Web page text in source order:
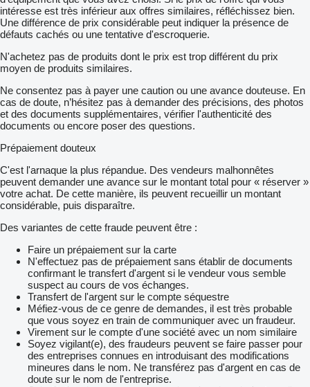
intéresse est très inférieur aux offres similaires, réfléchissez bien.
Une différence de prix considérable peut indiquer la présence de
défauts cachés ou une tentative d'escroquerie.
N'achetez pas de produits dont le prix est trop différent du prix
moyen de produits similaires.
Ne consentez pas à payer une caution ou une avance douteuse. En
cas de doute, n’hésitez pas à demander des précisions, des photos
et des documents supplémentaires, vérifier l'authenticité des
documents ou encore poser des questions.
Prépaiement douteux
C'est l'arnaque la plus répandue. Des vendeurs malhonnêtes
peuvent demander une avance sur le montant total pour « réserver »
votre achat. De cette manière, ils peuvent recueillir un montant
considérable, puis disparaître.
Des variantes de cette fraude peuvent être :
Faire un prépaiement sur la carte
N'effectuez pas de prépaiement sans établir de documents
confirmant le transfert d'argent si le vendeur vous semble
suspect au cours de vos échanges.
Transfert de l'argent sur le compte séquestre
Méfiez-vous de ce genre de demandes, il est très probable
que vous soyez en train de communiquer avec un fraudeur.
Virement sur le compte d'une société avec un nom similaire
Soyez vigilant(e), des fraudeurs peuvent se faire passer pour
des entreprises connues en introduisant des modifications
mineures dans le nom. Ne transférez pas d'argent en cas de
doute sur le nom de l'entreprise.